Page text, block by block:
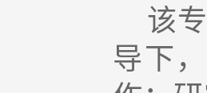
该
导下